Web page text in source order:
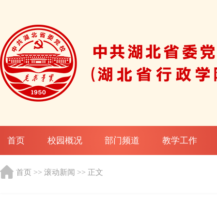
首页 校园概况 部门频道 教学工作
首页 >> 滚动新闻 >> 正文